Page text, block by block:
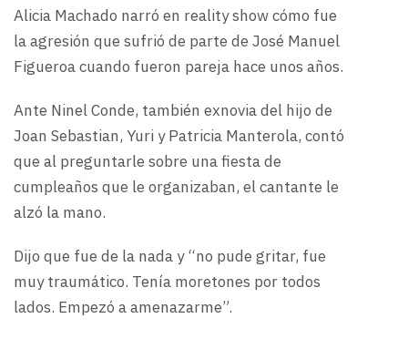
Alicia Machado narró en reality show cómo fue
la agresión que sufrió de parte de José Manuel
Figueroa cuando fueron pareja hace unos años.
Ante Ninel Conde, también exnovia del hijo de
Joan Sebastian, Yuri y Patricia Manterola, contó
que al preguntarle sobre una fiesta de
cumpleaños que le organizaban, el cantante le
alzó la mano.
Dijo que fue de la nada y “no pude gritar, fue
muy traumático. Tenía moretones por todos
lados. Empezó a amenazarme”.